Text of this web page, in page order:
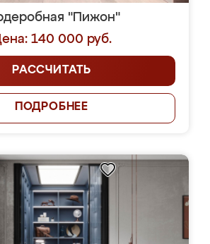
"Пижон"
140 000 руб.
РАССЧИТАТЬ
ПОДРОБНЕЕ